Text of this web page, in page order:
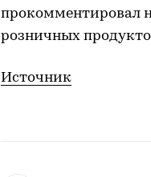
прокомментировал
розничных
Источник